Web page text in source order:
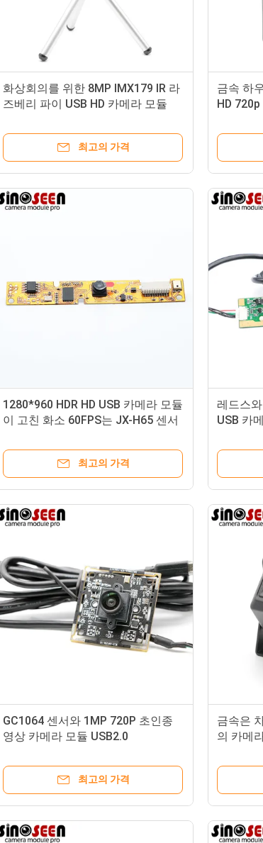
화상회의를 위한 8MP IMX179 IR 라
즈베리 파이 USB HD 카메라 모듈
최고의 가격
금속 하
HD
1280*960 HDR HD USB 카메라 모듈
이 고친 화소 60FPS는 JX-H65 센서
최고의 가격
레드스
USB 카
GC1064 센서와 1MP 720P 초인종
영상 카메라 모듈 USB2.0
최고의 가격
금속은
의 카메